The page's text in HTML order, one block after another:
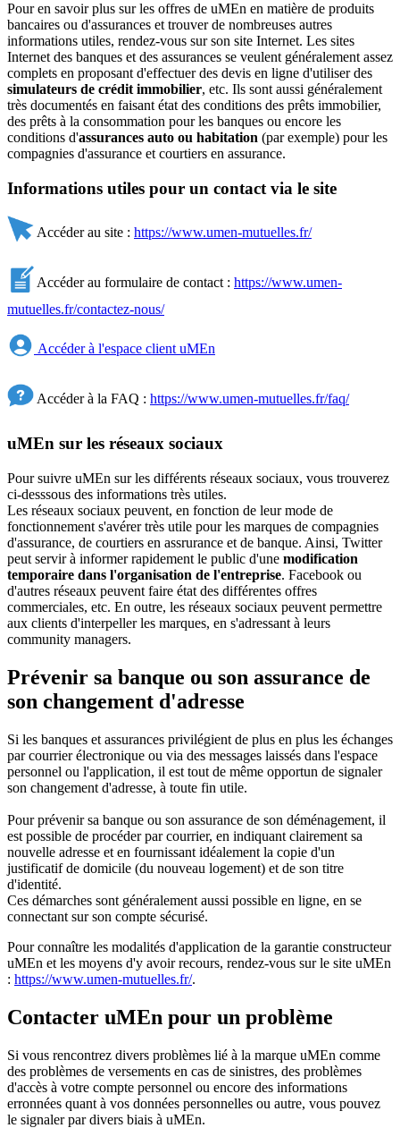
Pour en savoir plus sur les offres de uMEn en matière de produits
bancaires ou d'assurances et trouver de nombreuses autres
informations utiles, rendez-vous sur son site Internet. Les sites
Internet des banques et des assurances se veulent généralement assez
complets en proposant d'effectuer des devis en ligne d'utiliser des
simulateurs de crédit immobilier, etc. Ils sont aussi généralement
très documentés en faisant état des conditions des prêts immobilier,
des prêts à la consommation pour les banques ou encore les
conditions d'assurances auto ou habitation (par exemple) pour les
compagnies d'assurance et courtiers en assurance.
Informations utiles pour un contact via le site
Accéder au site : https://www.umen-mutuelles.fr/
Accéder au formulaire de contact : https://www.umen-
mutuelles.fr/contactez-nous/
Accéder à l'espace client uMEn
Accéder à la FAQ : https://www.umen-mutuelles.fr/faq/
uMEn sur les réseaux sociaux
Pour suivre uMEn sur les différents réseaux sociaux, vous trouverez
ci-desssous des informations très utiles.
Les réseaux sociaux peuvent, en fonction de leur mode de
fonctionnement s'avérer très utile pour les marques de compagnies
d'assurance, de courtiers en assrurance et de banque. Ainsi, Twitter
peut servir à informer rapidement le public d'une modification
temporaire dans l'organisation de l'entreprise. Facebook ou
d'autres réseaux peuvent faire état des différentes offres
commerciales, etc. En outre, les réseaux sociaux peuvent permettre
aux clients d'interpeller les marques, en s'adressant à leurs
community managers.
Prévenir sa banque ou son assurance de
son changement d'adresse
Si les banques et assurances privilégient de plus en plus les échanges
par courrier électronique ou via des messages laissés dans l'espace
personnel ou l'application, il est tout de même opportun de signaler
son changement d'adresse, à toute fin utile.
Pour prévenir sa banque ou son assurance de son déménagement, il
est possible de procéder par courrier, en indiquant clairement sa
nouvelle adresse et en fournissant idéalement la copie d'un
justificatif de domicile (du nouveau logement) et de son titre
d'identité.
Ces démarches sont généralement aussi possible en ligne, en se
connectant sur son compte sécurisé.
Pour connaître les modalités d'application de la garantie constructeur
uMEn et les moyens d'y avoir recours, rendez-vous sur le site uMEn
: https://www.umen-mutuelles.fr/.
Contacter uMEn pour un problème
Si vous rencontrez divers problèmes lié à la marque uMEn comme
des problèmes de versements en cas de sinistres, des problèmes
d'accès à votre compte personnel ou encore des informations
erronnées quant à vos données personnelles ou autre, vous pouvez
le signaler par divers biais à uMEn.